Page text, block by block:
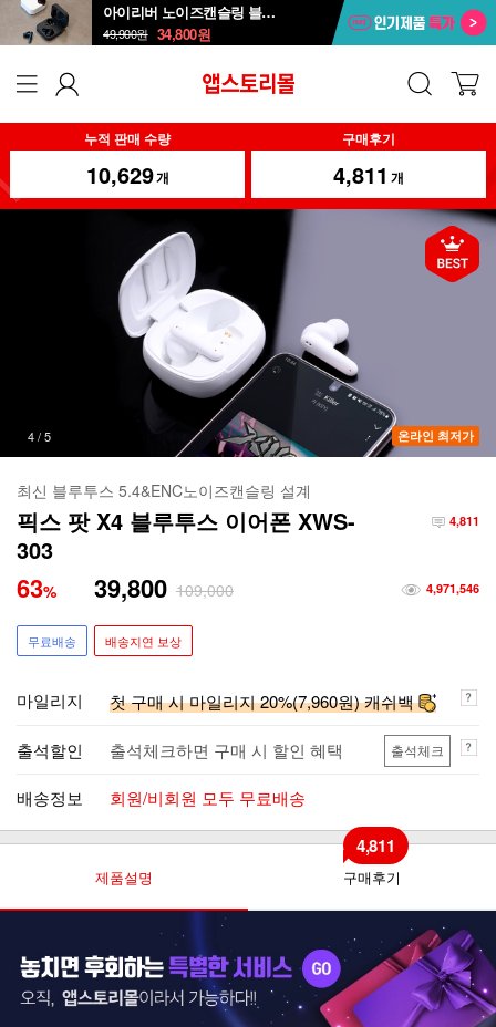
아이리버 노이즈캔슬링 블루투스 무선이어폰 ITW-ANC4
49,900원 34,800원
누적 판매 수량
10,629개
구매후기
4,811 개
4/5 온라인 최저가
최신 블루투스 5.4&ENC노이즈캔슬링 설계
픽스 팟 X4 블루투스 이어폰 XWS-
303
4,811
63% 39,800 109,000 4,971,546
무료배송 배송지연 보상
마일리지 첫 구매 시 마일리지 20%(7,960원) 캐쉬백
출석할인 출석체크하면 구매 시 할인 혜택 출석체크
배송정보 회원/비회원 모두 무료배송
제품설명 구매후기
4,811